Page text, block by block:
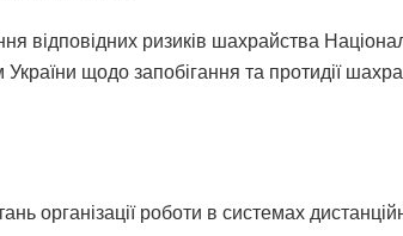
відповідних ризиків шахрайства
щодо запобігання та протидії
організації роботи в системах